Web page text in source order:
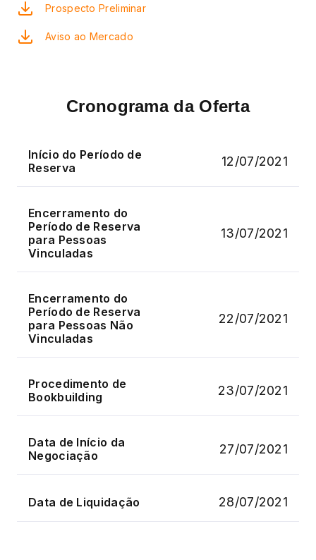
Prospecto Preliminar
Aviso ao Mercado
Cronograma da Oferta
Início do Período de
Reserva
12/07/2021
Encerramento do
Período de Reserva
para Pessoas
Vinculadas
13/07/2021
Encerramento do
Período de Reserva
para Pessoas Não
Vinculadas
22/07/2021
Procedimento de
Bookbuilding
23/07/2021
Data de Início da
Negociação
27/07/2021
Data de Liquidação 28/07/2021